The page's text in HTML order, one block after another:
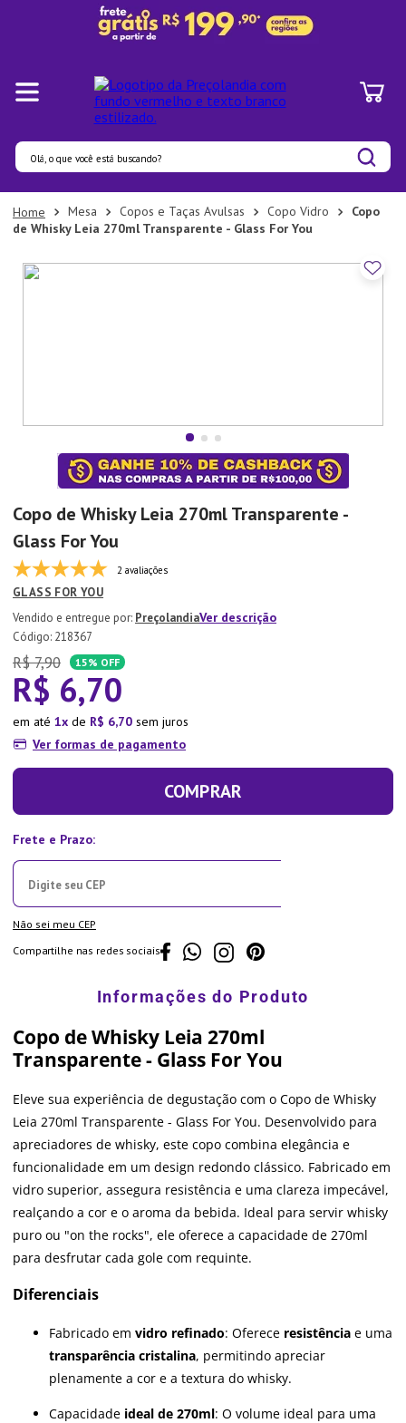
Olá, o que você está buscando?
Mesa Copos e Taças Avulsas Copo Vidro
Copo
de Whisky Leia 270ml Transparente - Glass For You
Copo de Whisky Leia 270ml Transparente -
Glass For You
2 avaliações
GLASS FOR YOU
PreçolandiaVer descrição
: 218367
R$ 7,90 15% OFF
R$ 6,70
em até 1 de R$ 6,70 sem juros
Ver formas de pagamento
COMPRAR
Não sei meu CEP
Compartilhe nas redes sociais
Copo de Whisky Leia 270ml
Transparente - Glass For You
Eleve sua experiência de degustação com o Copo de Whisky
Leia 270ml Transparente - Glass For You. Desenvolvido para
apreciadores de whisky, este copo combina elegância e
funcionalidade em um design redondo clássico. Fabricado em
vidro superior, assegura resistência e uma clareza impecável,
realçando a cor e o aroma da bebida. Ideal para servir whisky
puro ou "on the rocks", ele oferece a capacidade de 270ml
para desfrutar cada gole com requinte.
Diferenciais
Fabricado em vidro refinado: Oferece resistência e uma
transparência cristalina, permitindo apreciar
plenamente a cor e a textura do whisky.
Capacidade ideal de 270ml: O volume ideal para uma
Termos mais buscados
1º
Panelas
2º
Pratos
7º
Tapete
Aparelho Jantar
Xicara
10º Lixeira